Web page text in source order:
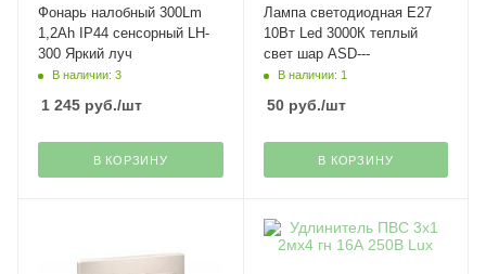
Фонарь налобный 300Lm
1,2Ah IP44 сенсорный LH-
300 Яркий луч
В наличии: 3
1 245 руб./шт
В КОРЗИНУ
Лампа светодиодная Е27
10Вт Led 3000К теплый
свет шар ASD---
В наличии: 1
50руб./шт
В КОРЗИНУ